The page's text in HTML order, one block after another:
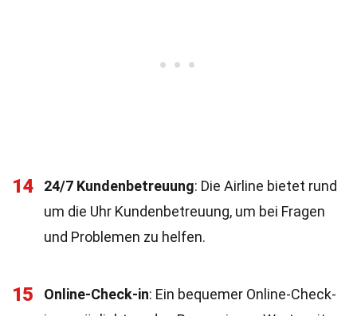
14 24/7 Kundenbetreuung: Die Airline bietet rund
um die Uhr Kundenbetreuung, um bei Fragen
und Problemen zu helfen.
15 Online-Check-in: Ein bequemer Online-Check-